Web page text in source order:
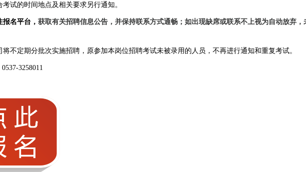
试的时间地点及相关要求另行通知。
报名平台 ， 获取有关招聘信息公告，并保持联系方式通畅；如出现缺席或联系不上视为自动放弃，
不定期分批次实施招聘，原参加本岗位招聘考试未被录用的人员，不再进行通知和重复考试。
3258011